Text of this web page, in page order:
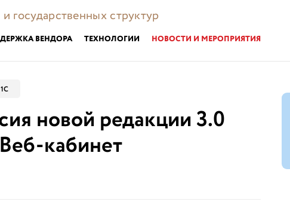
государственных структур
ВЕНДОРА ТЕХНОЛОГИИ НОВОСТИ И МЕРОПРИЯТИЯ
новой редакции 3.0
кабинет